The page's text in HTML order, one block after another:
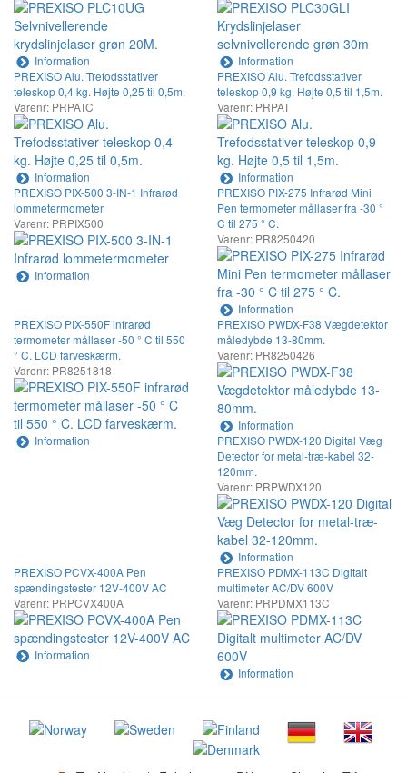
Information
Information
PREXISO Alu. Trefodsstativer
teleskop 0,4 kg. Højte 0,25 til 0,5m.
Varenr: PRPATC
Information
PREXISO Alu. Trefodsstativer
teleskop 0,9 kg. Højte 0,5 til 1,5m.
Varenr: PRPAT
Information
PREXISO PIX-500 3-IN-1 Infrarød
lommetermometer
Varenr: PRPIX500
Information
PREXISO PIX-275 Infrarød Mini
Pen termometer mållaser fra -30 °
C til 275 ° C.
Varenr: PR8250420
Information
PREXISO PIX-550F infrarød
termometer mållaser -50 ° C til 550
° C. LCD farveskærm.
Varenr: PR8251818
Information
PREXISO PWDX-F38 Vægdetektor
måledybde 13-80mm.
Varenr: PR8250426
Information
PREXISO PWDX-120 Digital Væg
Detector for metal-træ-kabel 32-
120mm.
Varenr: PRPWDX120
Information
PREXISO PCVX-400A Pen
spændingstester 12V-400V AC
Varenr: PRPCVX400A
Information
PREXISO PDMX-113C Digitalt
multimeter AC/DV 600V
Varenr: PRPDMX113C
Information